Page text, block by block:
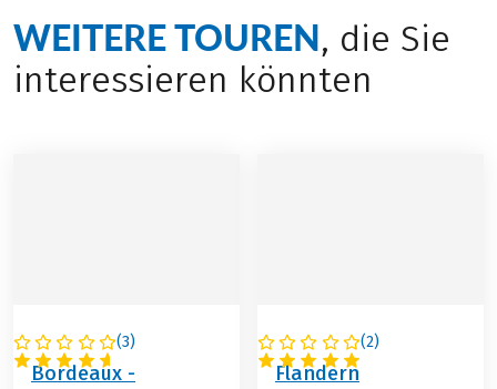
WEITERE TOUREN, die Sie
interessieren könnten
(3)
FRANKREICH
Bordeaux -
(2)
BELGIEN
Flandern